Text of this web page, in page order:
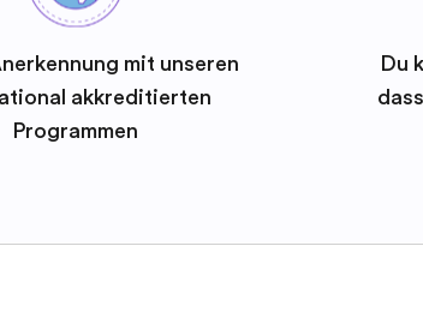
mit unseren
akkreditierten
Programmen
Du